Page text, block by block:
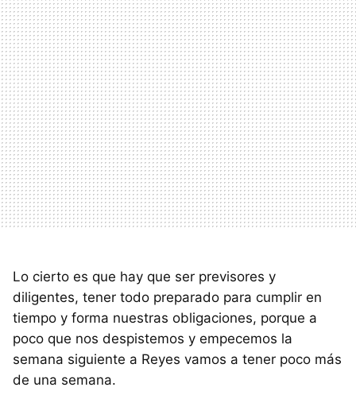
Lo cierto es que hay que ser previsores y
diligentes, tener todo preparado para cumplir en
tiempo y forma nuestras obligaciones, porque a
poco que nos despistemos y empecemos la
semana siguiente a Reyes vamos a tener poco más
de una semana.